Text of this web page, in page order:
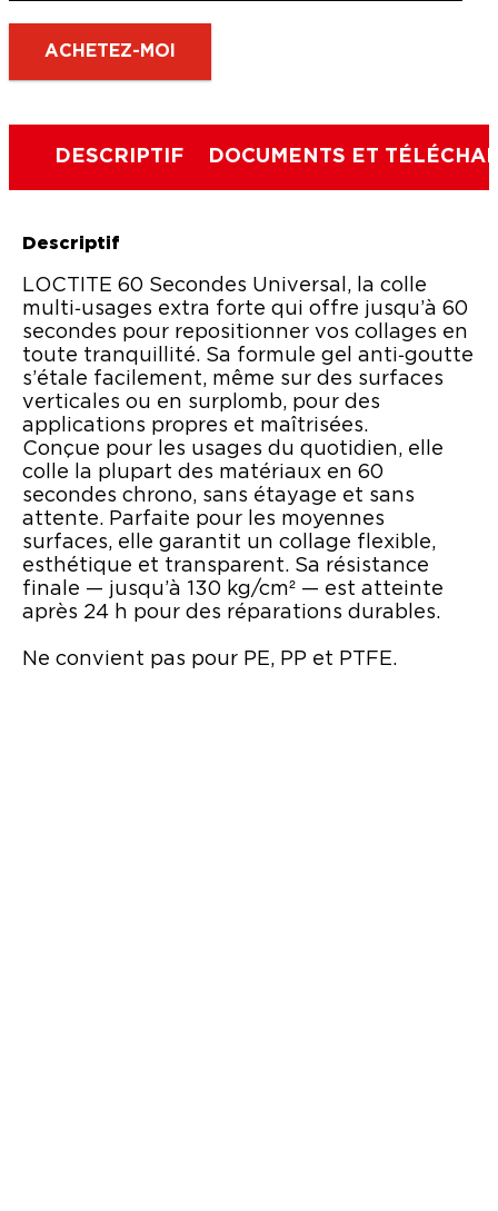
ACHETEZ-MOI
DESCRIPTIF DOCUMENTS ET
Descriptif
LOCTITE 60 Secondes Universal, la colle
multi‑usages extra forte qui offre jusqu’à 60
secondes pour repositionner vos collages en
toute tranquillité. Sa formule gel anti‑goutte
s’étale facilement, même sur des surfaces
verticales ou en surplomb, pour des
applications propres et maîtrisées.
Conçue pour les usages du quotidien, elle
colle la plupart des matériaux en 60
secondes chrono, sans étayage et sans
attente. Parfaite pour les moyennes
surfaces, elle garantit un collage flexible,
esthétique et transparent. Sa résistance
finale — jusqu’à 130 kg/cm² — est atteinte
après 24 h pour des réparations durables.
Ne convient pas pour PE, PP et PTFE.